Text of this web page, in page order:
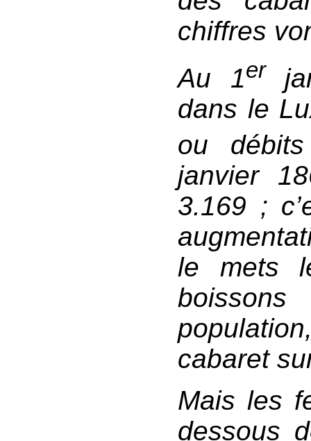
chiffres
Au 1er
dans le
ou
janvier
3.169 ;
le mets
cabaret
Mais les
dessous